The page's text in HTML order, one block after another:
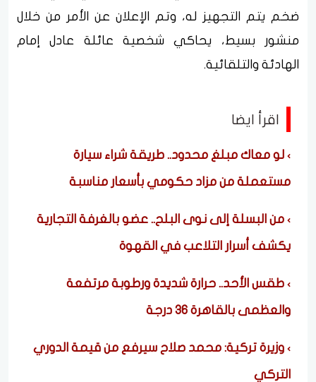
ضخم يتم التجهيز له، وتم الإعلان عن الأمر من خلال
منشور بسيط، يحاكي شخصية عائلة عادل إمام
الهادئة والتلقائية.
اقرأ ايضا
لو معاك مبلغ محدود.. طريقة شراء سيارة
مستعملة من مزاد حكومي بأسعار مناسبة
من البسلة إلى نوى البلح.. عضو بالغرفة التجارية
يكشف أسرار التلاعب في القهوة
طقس الأحد.. حرارة شديدة ورطوبة مرتفعة
والعظمى بالقاهرة 36 درجة
وزيرة تركية: محمد صلاح سيرفع من قيمة الدوري
التركي